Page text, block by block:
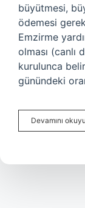
büyütmesi,
ödemesi
Emzirme
olması (canlı
kurulunca
günündeki
Devamını